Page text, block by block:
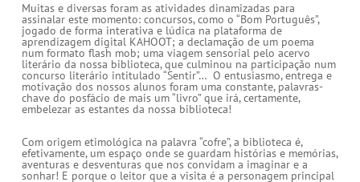
Muitas e diversas foram as atividades dinamizadas para
assinalar este momento: concursos, como o “Bom Português”,
jogado de forma interativa e lúdica na plataforma de
aprendizagem digital KAHOOT; a declamação de um poema
num formato flash mob; uma viagem sensorial pelo acervo
literário da nossa biblioteca, que culminou na participação num
concurso literário intitulado “Sentir”… O entusiasmo, entrega e
motivação dos nossos alunos foram uma constante, palavras-
chave do posfácio de mais um “livro” que irá, certamente,
embelezar as estantes da nossa biblioteca!
Com origem etimológica na palavra “cofre”, a biblioteca é,
efetivamente, um espaço onde se guardam histórias e memórias,
aventuras e desventuras que nos convidam a imaginar e a
sonhar! E porque o leitor que a visita é a personagem principal